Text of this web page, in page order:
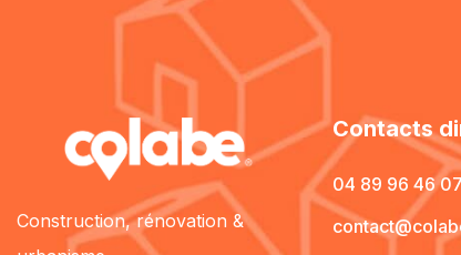
Construction, rénovation &
Contacts
04 89 96 46 07